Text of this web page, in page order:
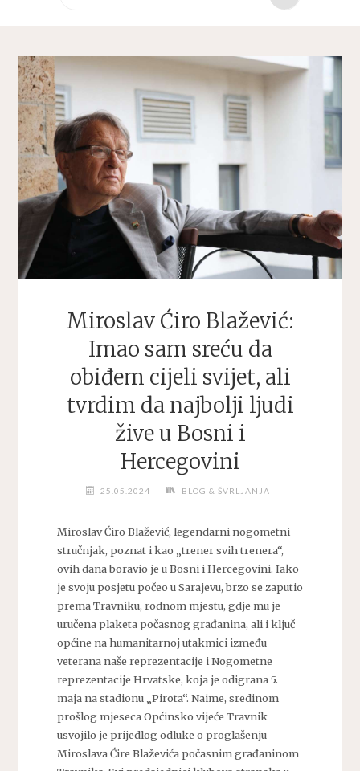
Miroslav Ćiro Blažević:
Imao sam sreću da
obiđem cijeli svijet, ali
tvrdim da najbolji ljudi
žive u Bosni i
Hercegovini
25.05.2024 BLOG & ŠVRLJANJA
Miroslav Ćiro Blažević, legendarni nogometni
stručnjak, poznat i kao „trener svih trenera“,
ovih dana boravio je u Bosni i Hercegovini. Iako
je svoju posjetu počeo u Sarajevu, brzo se zaputio
prema Travniku, rodnom mjestu, gdje mu je
uručena plaketa počasnog građanina, ali i ključ
općine na humanitarnoj utakmici između
veterana naše reprezentacije i Nogometne
reprezentacije Hrvatske, koja je odigrana 5.
maja na stadionu „Pirota“. Naime, sredinom
prošlog mjeseca Općinsko vijeće Travnik
usvojilo je prijedlog odluke o proglašenju
Miroslava Ćire Blaževića počasnim građaninom